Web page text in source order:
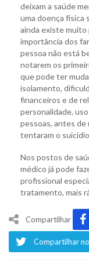
deixam a saúde
uma doença física
ainda existe muito
importância dos
pessoa não está
notarem os
que pode ter
isolamento,
financeiros e de
personalidade,
pessoas, antes de
tentaram o
Nos postos de
médico já pode
profissional
tratamento, mais
Compartilhar
Compartilhar